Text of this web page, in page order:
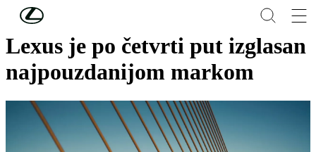
Skip to Main Content
Lexus je po četvrti put izglasan
najpouzdanijom markom